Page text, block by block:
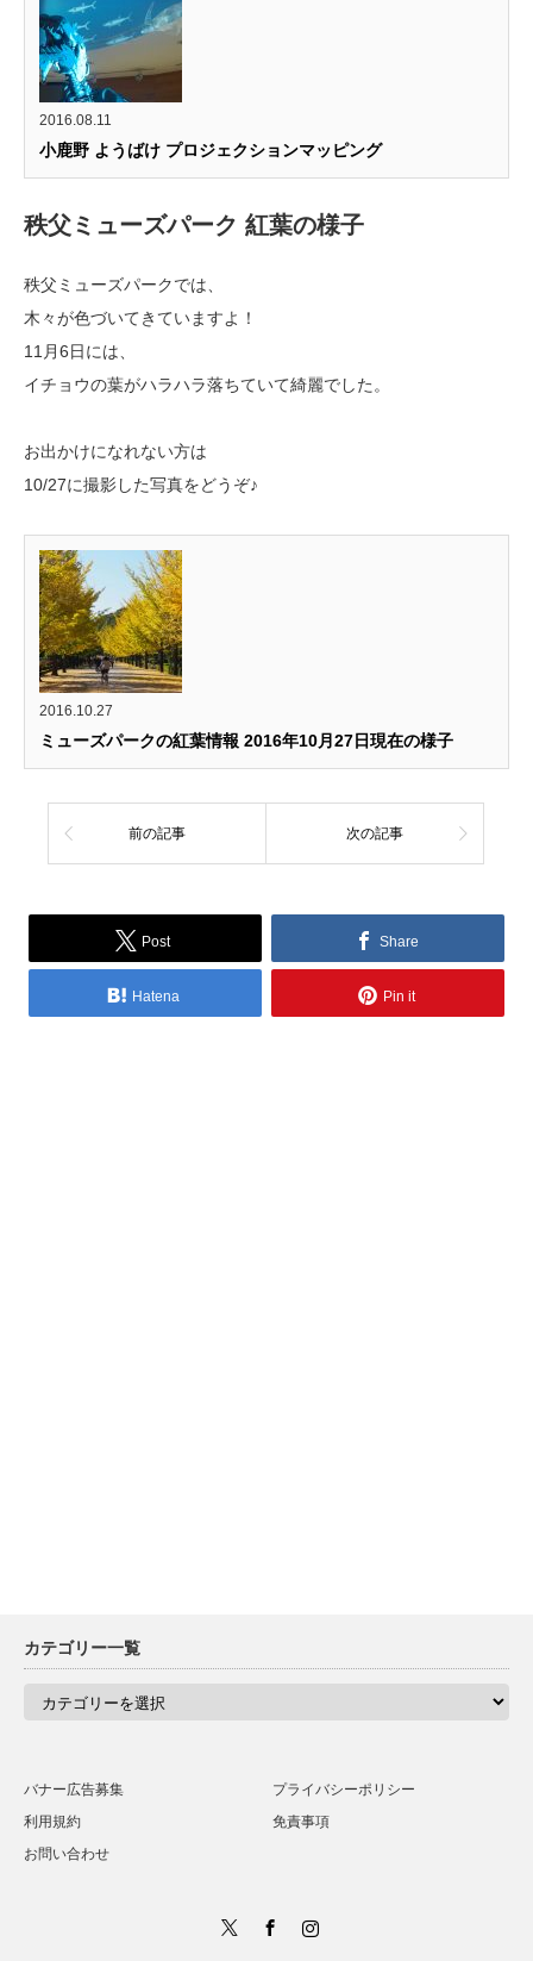
2016.08.11
小鹿野 ようばけ プロジェクションマッピング
秩父ミューズパーク 紅葉の様子
秩父ミューズパークでは、
木々が色づいてきていますよ！
11月6日には、
イチョウの葉がハラハラ落ちていて綺麗でした。
お出かけになれない方は
10/27に撮影した写真をどうぞ♪
2016.10.27
ミューズパークの紅葉情報 2016年10月27日現在の様子
前の記事 次の記事
Post Share
Hatena Pin it
カテゴリー一覧
覧バナー広告募集
プライバシーポリシー
利用規約
免責事項
お問い合わせ
Instagram